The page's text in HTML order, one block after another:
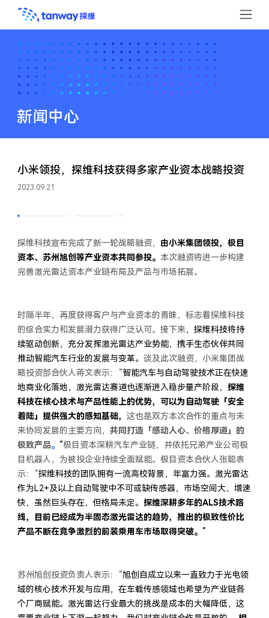
新闻中心
小米领投，探维科技获得多家产业资本战略投资
2023.09.21
探维科技宣布完成了新一轮战略融资， 由小米集团领投，极目
资本、苏州旭创等产业资本共同参投。 本次融资将进一步构建
完善激光雷达资本产业链布局及产品与市场拓展。
时隔半年，再度获得客户与产业资本的青睐，标志着探维科技
的综合实力和发展潜力获得广泛认可。接下来，探维科技将持
续驱动创新，充分发挥激光雷达产业势能，携手生态伙伴共同
推动智能汽车行业的发展与变革。 谈及此次融资，小米集团战
略投资部合伙人蒋文表示：“智能汽车与自动驾驶技术正在快速
地商业化落地，激光雷达赛道也逐渐进入稳步量产阶段， 探维
科技在核心技术与产品性能上的优势，可以为自动驾驶「安全
着陆」提供强大的感知基础， 这也是双方本次合作的重点与未
来协同发展的主要方向， 共同打造「感动人心、价格厚道」的
极致产品。 ”极目资本深耕汽车产业链、并依托兄弟产业公司极
目机器人，为被投企业持续全面赋能。极目资本合伙人张聪表
示：“探维科技的团队拥有一流高校背景，年富力强。激光雷达
作为L2+及以上自动驾驶中不可或缺传感器，市场空间大、增速
快，虽然巨头存在，但格局未定。 探维深耕多年的ALS技术路
线，目前已经成为半固态激光雷达的趋势，推出的极致性价比
产品不断在竞争激烈的前装乘用车市场取得突破。 ”
苏州旭创投资负责人表示：“旭创自成立以来一直致力于光电领
域的核心技术开发与应用，在车载传感领域也希望为产业链各
个厂商赋能。激光雷达行业最大的挑战是成本的大幅降低，这